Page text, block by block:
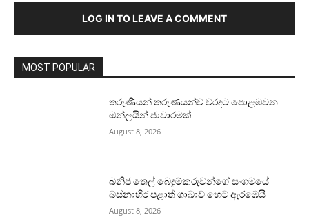
LOG IN TO LEAVE A COMMENT
MOST POPULAR
තරුණියන් තරුණයන්ව වරදට පොළඹවන
ඔන්ලයින් ජාවාරමක්
August 8, 2026
ඛනිජ තෙල් බෙදුම්කරුවන්ගේ සංගමයේ
බස්නාහිර පළාත් ශාඛාව හෙට ඇරඹෙයි
August 8, 2026